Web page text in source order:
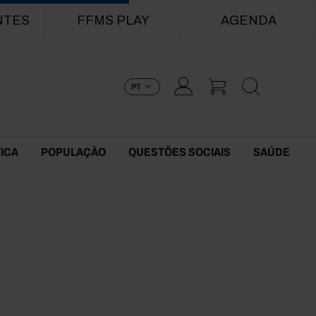
FFMS PLAY AGENDA
PT
POPULAÇÃO QUESTÕES SOCIAIS SAÚDE